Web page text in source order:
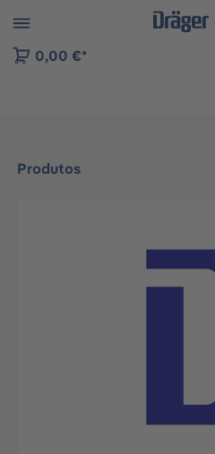
to B2B platform navigation
0,00 €*
Produtos
Ignorar galeria de imagens